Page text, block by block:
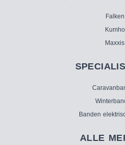
Falken
Kumho
Maxxis
Banden
ALLE